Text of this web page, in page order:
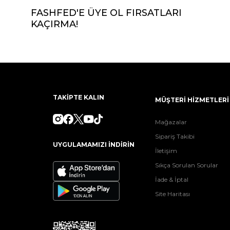
FASHFED'E ÜYE OL FIRSATLARI
KAÇIRMA!
TAKİPTE KALIN
UYGULAMAMIZI İNDİRİN
MÜŞTERİ HİZMETLERİ
Mağazalar
Sipariş Takibi
İletişim
Sıkça Sorulan Sorular
İade & İptal
Site Haritası